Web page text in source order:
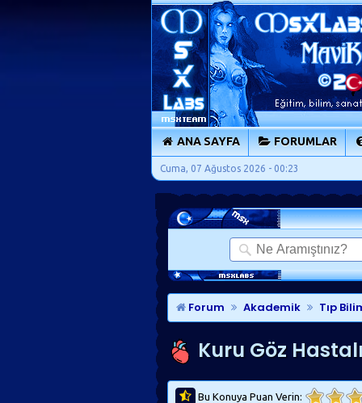
ANA SAYFA FORUMLAR
Cuma, 07 Ağustos 2026 - 00:23
Forum Akademik Tıp
Kuru Göz
Bu Konuya Puan Verin: